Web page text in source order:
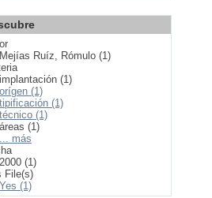
Mejías Ruíz, Rómulo (1)
implantación (1)
orígen (1)
tipificación (1)
técnico (1)
áreas (1)
... más
2000 (1)
File(s)
Yes (1)